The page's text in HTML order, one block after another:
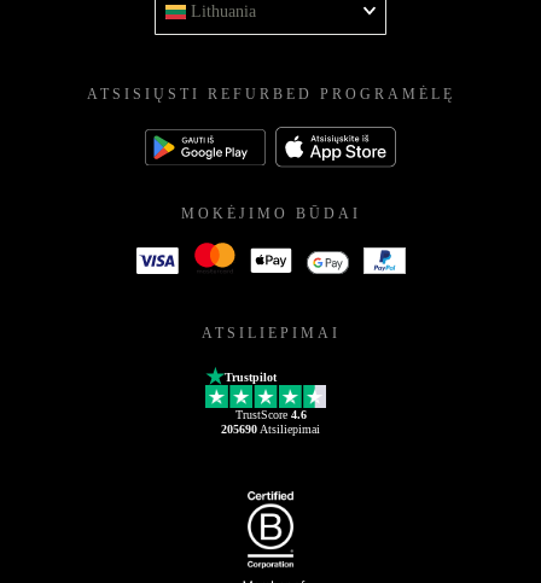
Lithuania
ATSISIŲSTI REFURBED PROGRAMĖLĘ
MOKĖJIMO BŪDAI
ATSILIEPIMAI
Trustpilot
TrustScore 4.6
205690 Atsiliepimai